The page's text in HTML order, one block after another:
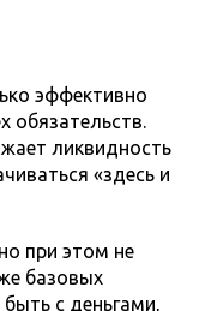
эффективно
обязательств.
ликвидность
«здесь и
при этом не
базовых
с деньгами,